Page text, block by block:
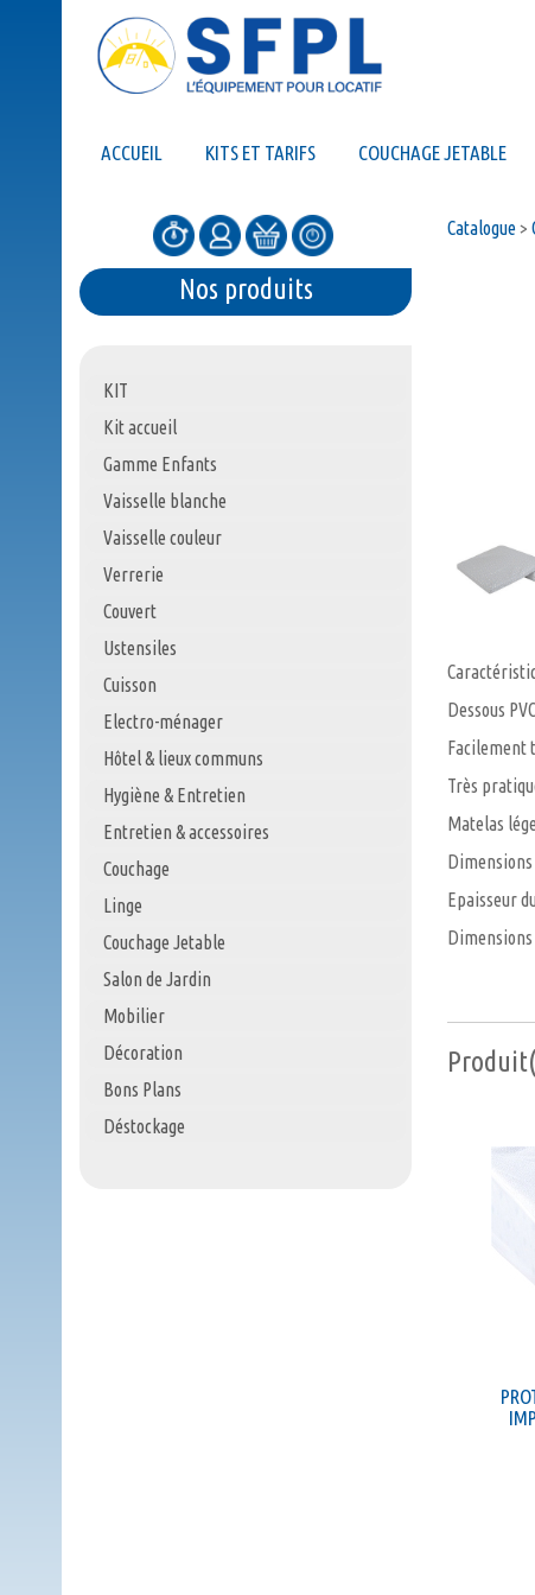
ACCUEIL KITS ET TARIFS COUCHAGE JETABLE
Nos produits
KIT
Kit accueil
Gamme Enfants
Vaisselle blanche
Vaisselle couleur
Verrerie
Couvert
Ustensiles
Cuisson
Electro-ménager
Hôtel & lieux communs
Hygiène & Entretien
Entretien & accessoires
Couchage
Linge
Couchage Jetable
Salon de Jardin
Mobilier
Décoration
Bons Plans
Déstockage
Catalogue>
Dessous
Facilement
Très
Matelas
Dimensions
Epaisseur
Dimensions